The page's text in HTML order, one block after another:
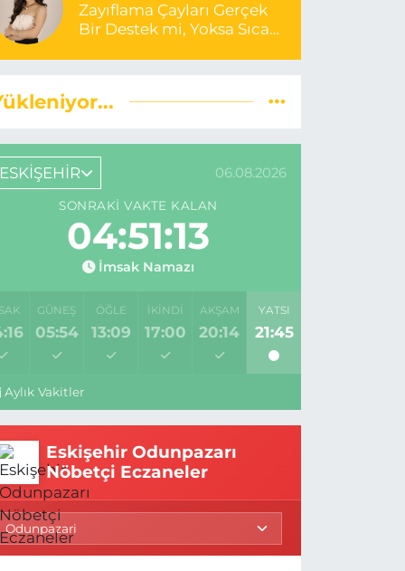
Zayıflama Çayları Gerçek
Bir Destek mi, Yoksa Sıcak
ESKİŞEHİR 06.08.2026
SONRAKI VAKTE KALAN
04:51:13
İmsak Namazı
GÜNEŞ
05:54
ÖĞLE
13:09
İKINDI
17:00
AKŞAM
20:14
YATSI
21:45
Aylık Vakitler
Eskişehir Odunpazarı
Nöbetçi Eczaneler